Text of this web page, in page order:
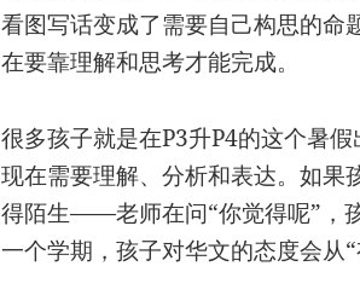
看图写话变成了需要自己构思的命
在要靠理解和思考才能完成。
很多孩子就是在P3升P4的这个暑
现在需要理解、分析和表达。如果
得陌生——老师在问“你觉得呢”，
一个学期，孩子对华文的态度会从“